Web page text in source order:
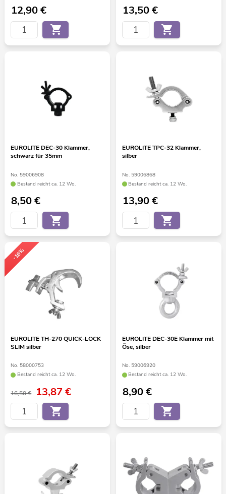
12,90€ 13,50€
EUROLITE DEC-30 Klammer,
schwarz für 35mm
No. 59006908
Bestand reicht ca. 12 Wo.
8,50€
EUROLITE TPC-32 Klammer,
silber
No. 59006868
Bestand reicht ca. 12 Wo.
13,90€
-16%
EUROLITE TH-270 QUICK-LOCK
SLIM silber
No. 58000753
Bestand reicht ca. 12 Wo.
16,50 € 13,87€
EUROLITE DEC-30E Klammer mit
Öse, silber
No. 59006920
Bestand reicht ca. 12 Wo.
8,90€